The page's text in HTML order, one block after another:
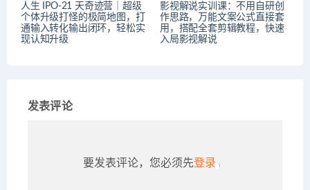
人生 IPO-21 天奇迹营｜超级
个体升级打怪的极简地图，打
通输入转化输出闭环，轻松实
现认知升级
影视解说实训课：不用自研创
作思路，万能文案公式直接套
用，搭配全套剪辑教程，快速
入局影视解说
发表评论
要发表评论，您必须先登录 。